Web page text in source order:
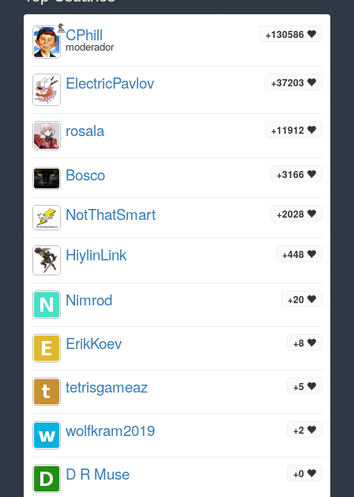
+130586
CPhill
moderador
+37203
ElectricPavlov
+11912
rosala
+3166
Bosco
+2028
NotThatSmart
+448
HiylinLink
+20
Nimrod
+8
ErikKoev
+5
tetrisgameaz
+2
wolfkram2019
+0
D R Muse